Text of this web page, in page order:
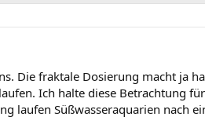
Die fraktale Dosierung macht ja
Ich halte diese Betrachtung
laufen Süßwasseraquarien